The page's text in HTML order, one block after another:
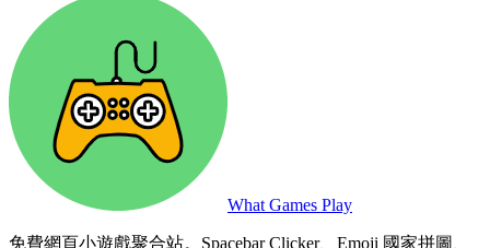
What Games Play
免費網頁小遊戲聚合站。Spacebar Clicker、Emoji 國家拼圖、